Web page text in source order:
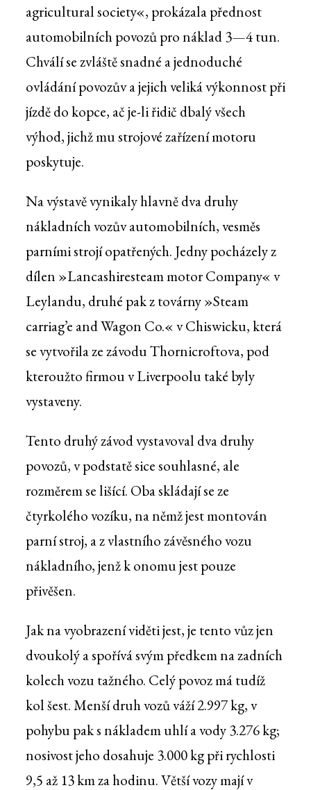
agricultural society«, prokázala přednost
automobilních povozů pro náklad 3—4 tun.
Chválí se zvláště snadné a jednoduché
ovládání povozův a jejich veliká výkonnost při
jízdě do kopce, ač je-li řidič dbalý všech
výhod, jichž mu strojové zařízení motoru
poskytuje.
Na výstavě vynikaly hlavně dva druhy
nákladních vozův automobilních, vesměs
parními strojí opatřených. Jedny pocházely z
dílen »Lancashiresteam motor Company« v
Leylandu, druhé pak z továrny »Steam
carriag’e and Wagon Co.« v Chiswicku, která
se vytvořila ze závodu Thornicroftova, pod
kteroužto firmou v Liverpoolu také byly
vystaveny.
Tento druhý závod vystavoval dva druhy
povozů, v podstatě sice souhlasné, ale
rozměrem se lišící. Oba skládají se ze
čtyrkolého vozíku, na němž jest montován
parní stroj, a z vlastního závěsného vozu
nákladního, jenž k onomu jest pouze
přivěšen.
Jak na vyobrazení viděti jest, je tento vůz jen
dvoukolý a spořívá svým předkem na zadních
kolech vozu tažného. Celý povoz má tudíž
kol šest. Menší druh vozů váží 2.997 kg, v
pohybu pak s nákladem uhlí a vody 3.276 kg;
nosivost jeho dosahuje 3.000 kg při rychlosti
9,5 až 13 km za hodinu. Větší vozy mají v